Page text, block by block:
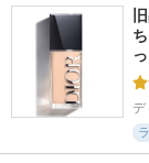
デ